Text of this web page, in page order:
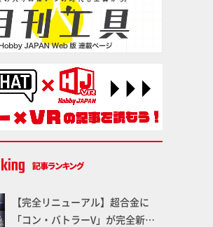
【完全リニューアル】超合金に
「コン・バトラーV」が完全新規